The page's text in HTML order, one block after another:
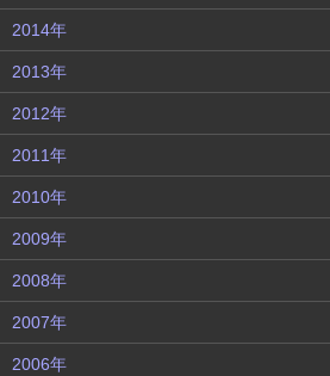
2014年
2013年
2012年
2011年
2010年
2009年
2008年
2007年
2006年